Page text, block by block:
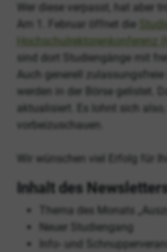
Wer diese verpasst, hat aber
Am 1. Februar öffnet die
Hochschulrektorenkonferenz
sind dort Studiengänge mit
Auch generell
werden in der Börse gelistet.
aktualisiert. Es lohnt sich
vorbeizuschauen.
Wir wünschen viel Erfolg für
Inhalt des
Thema des Monats
Neuer Studiengang
Info- und